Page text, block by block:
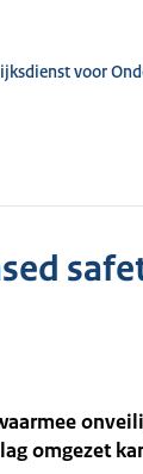
voor
omgezet